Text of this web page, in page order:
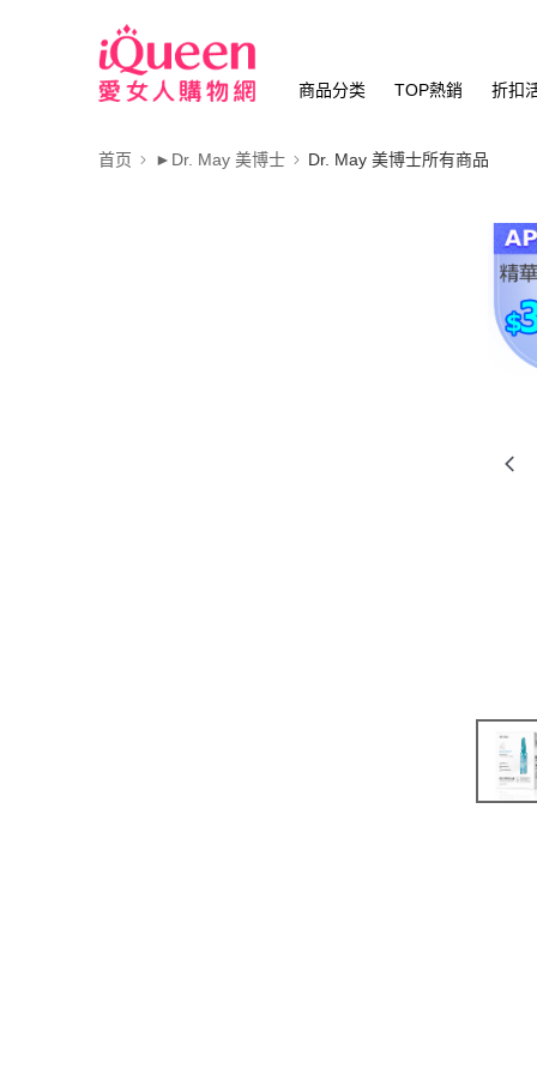
商品分类 TOP熱銷 折扣
首页 ►Dr. May 美博士 Dr. May 美博士所有商品